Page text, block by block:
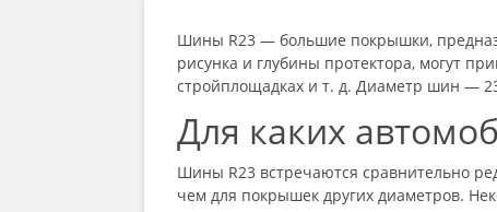
Шины R23 — большие покрышки,
рисунка и глубины протектора, могут
стройплощадках и т. д. Диаметр шин —
Для каких
Шины R23 встречаются сравнительно
чем для покрышек других диаметров.